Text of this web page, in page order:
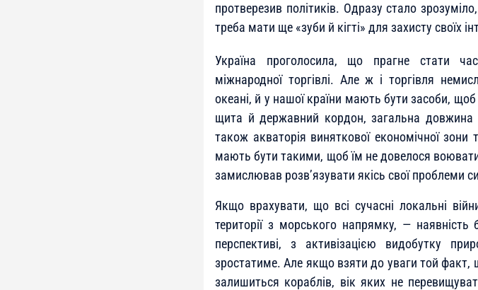
протверезив політиків. Одразу стало
треба мати ще «зуби й кігті» для захисту своїх
Україна проголосила, що прагне стати
міжнародної торгівлі. Але ж і торгівля
океані, й у нашої країни мають бути засоби,
щита й державний кордон, загальна довжина
також акваторія виняткової економічної зони
мають бути такими, щоб їм не довелося
замислював розв’язувати якісь свої проблеми
Якщо врахувати, що всі сучасні локальні
території з морського напрямку, —
перспективі, з активізацією видобутку
зростатиме. Але якщо взяти до уваги той
залишиться кораблів, вік яких не